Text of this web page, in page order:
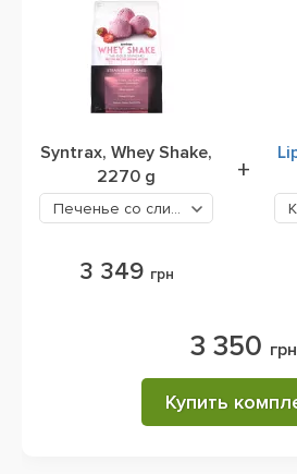
Syntrax, Whey Shake,
2270 g
Печенье со сливками
3 349 грн
+
3 350 грн
Купить